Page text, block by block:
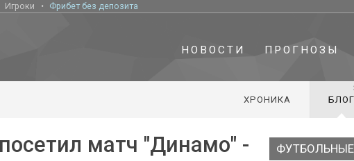
Игроки Фрибет без депозита
НОВОСТИ ПРОГНОЗЫ
ХРОНИКА БЛОГ
матч "Динамо" -